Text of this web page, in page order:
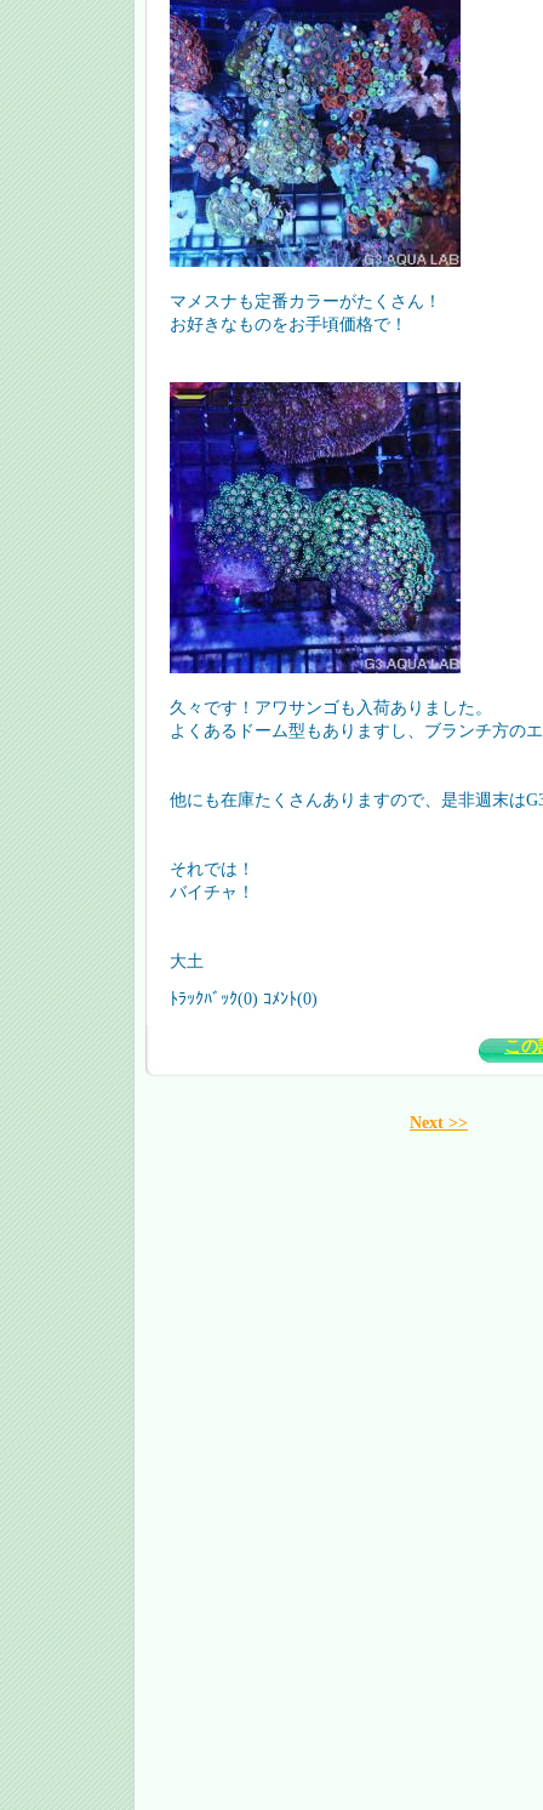
マメスナも定番カラーがたくさん！
お好きなものをお手頃価格で！
久々です！アワサンゴも入荷ありました。
よくあるドーム型もありますし、ブランチ方の
他にも在庫たくさんありますので、是非週末は
それでは！
バイチャ！
大土
ﾄﾗｯｸﾊﾞｯｸ(0) ｺﾒﾝﾄ(0)
この
Next >>